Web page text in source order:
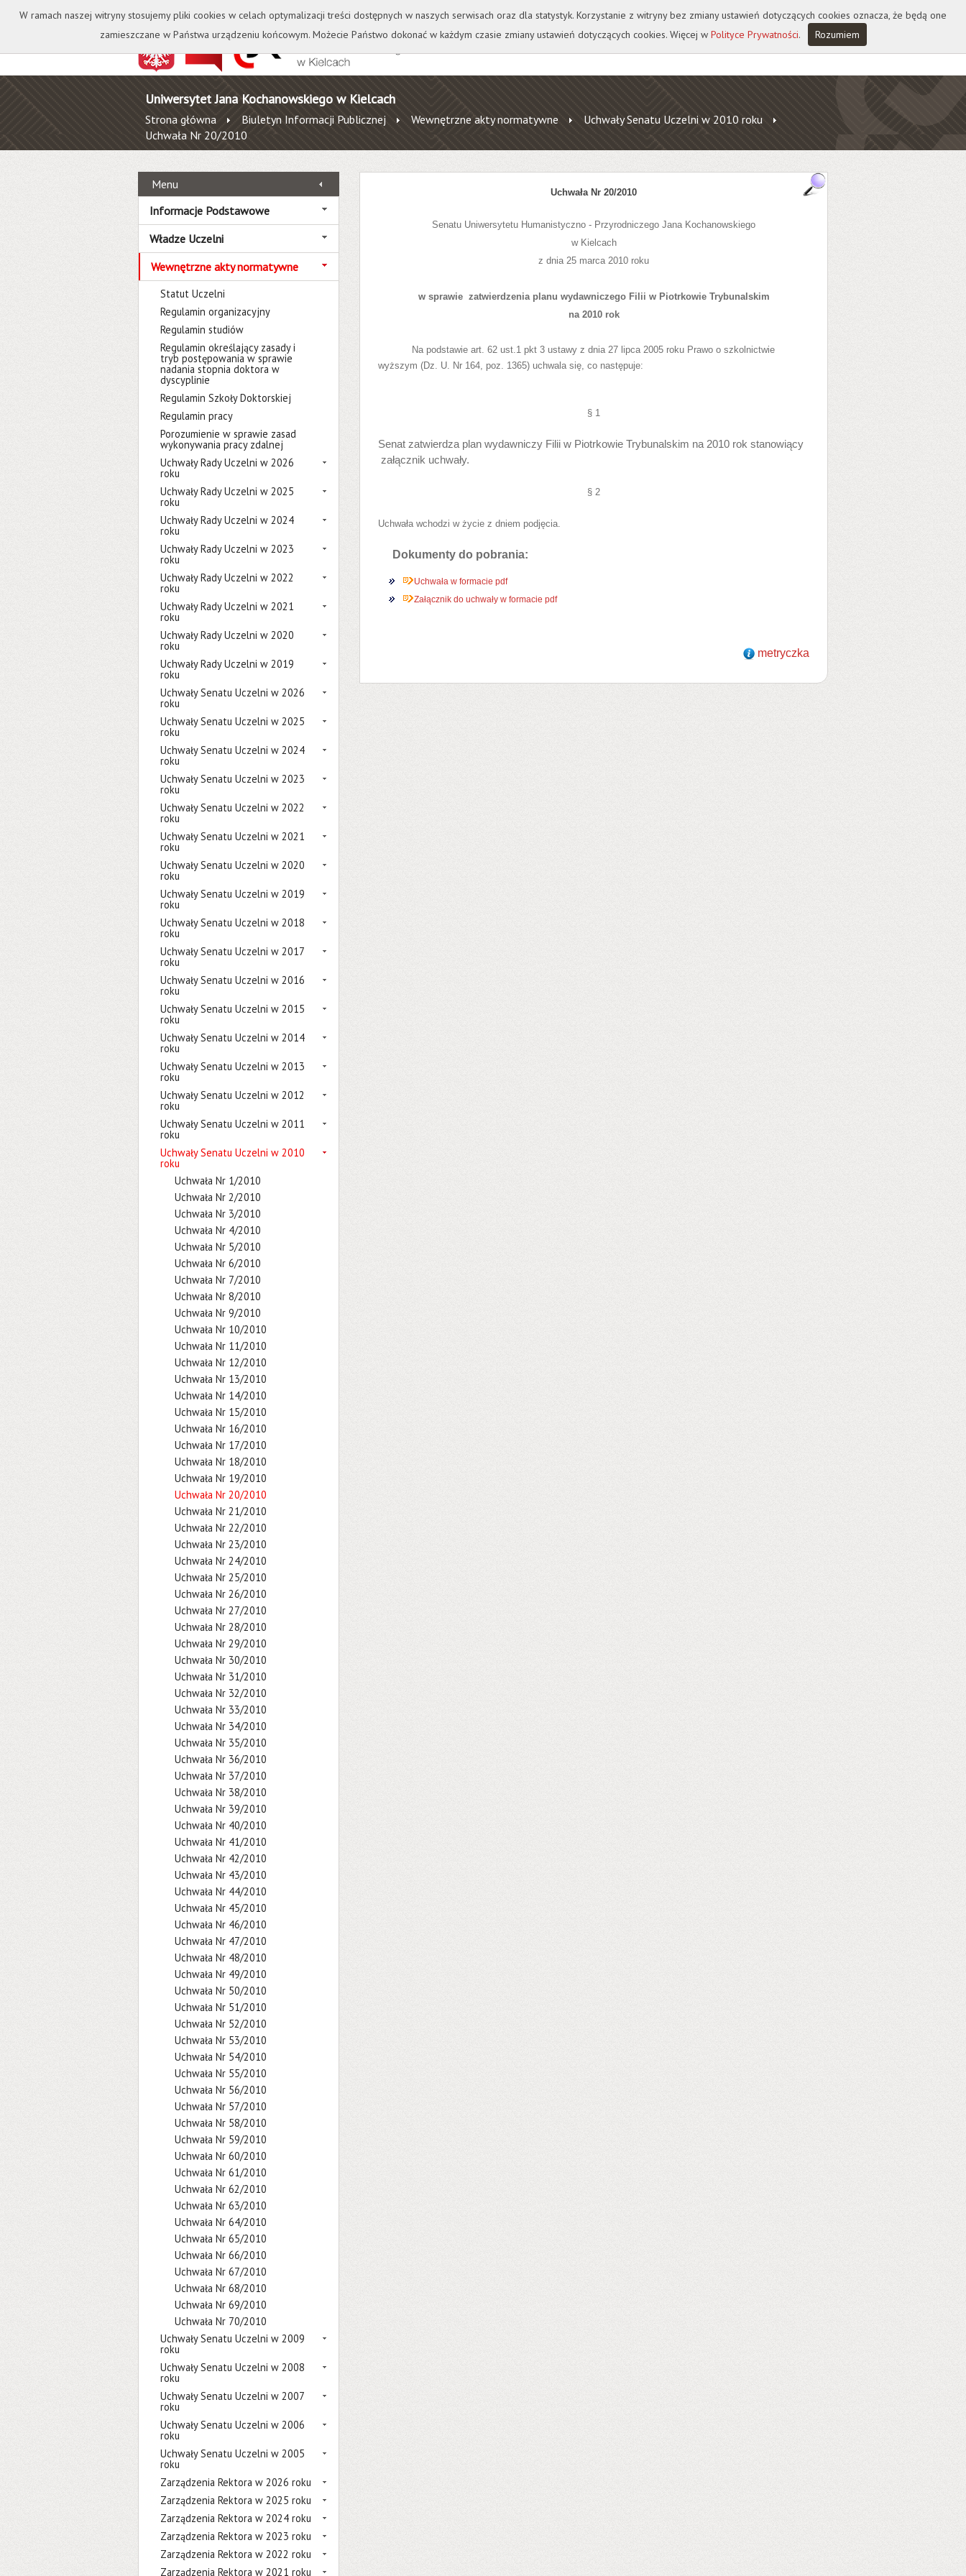
Kontakt Biblioteka Wydawnictwo Wirtualna Uczelnia A A A A
Uniwersytet Jana Kochanowskiego w Kielcach
Strona główna Biuletyn Informacji Publicznej Wewnętrzne akty normatywne
Uchwały Senatu Uczelni w 2010 roku
Uchwała Nr 20/2010
Menu
Informacje Podstawowe
Władze Uczelni
Wewnętrzne akty normatywne
Statut Uczelni
Regulamin organizacyjny
Regulamin studiów
Regulamin określający zasady i
tryb postępowania w sprawie
nadania stopnia doktora w
dyscyplinie
Regulamin Szkoły Doktorskiej
Regulamin pracy
Porozumienie w sprawie zasad
wykonywania pracy zdalnej
Uchwały Rady Uczelni w 2026
roku
Uchwały Rady Uczelni w 2025
roku
Uchwały Rady Uczelni w 2024
roku
Uchwały Rady Uczelni w 2023
roku
Uchwały Rady Uczelni w 2022
roku
Uchwały Rady Uczelni w 2021
roku
Uchwały Rady Uczelni w 2020
roku
Uchwały Rady Uczelni w 2019
roku
Uchwały Senatu Uczelni w 2026
roku
Uchwały Senatu Uczelni w 2025
roku
Uchwały Senatu Uczelni w 2024
roku
Uchwały Senatu Uczelni w 2023
roku
Uchwały Senatu Uczelni w 2022
roku
Uchwały Senatu Uczelni w 2021
roku
Uchwały Senatu Uczelni w 2020
roku
Uchwały Senatu Uczelni w 2019
roku
Uchwały Senatu Uczelni w 2018
roku
Uchwały Senatu Uczelni w 2017
roku
Uchwały Senatu Uczelni w 2016
roku
Uchwały Senatu Uczelni w 2015
roku
Uchwały Senatu Uczelni w 2014
roku
Uchwały Senatu Uczelni w 2013
roku
Uchwały Senatu Uczelni w 2012
roku
Uchwały Senatu Uczelni w 2011
roku
Uchwały Senatu Uczelni w 2010
roku
Uchwała Nr 1/2010
Uchwała Nr 2/2010
Uchwała Nr 3/2010
Uchwała Nr 4/2010
Uchwała Nr 5/2010
Uchwała Nr 6/2010
Uchwała Nr 7/2010
Uchwała Nr 8/2010
Uchwała Nr 9/2010
Uchwała Nr 10/2010
Uchwała Nr 11/2010
Uchwała Nr 12/2010
Uchwała Nr 13/2010
Uchwała Nr 14/2010
Uchwała Nr 15/2010
Uchwała Nr 16/2010
Uchwała Nr 17/2010
Uchwała Nr 18/2010
Uchwała Nr 19/2010
Uchwała Nr 20/2010
Uchwała Nr 21/2010
Uchwała Nr 22/2010
Uchwała Nr 23/2010
Uchwała Nr 24/2010
Uchwała Nr 25/2010
Uchwała Nr 26/2010
Uchwała Nr 27/2010
Uchwała Nr 28/2010
Uchwała Nr 29/2010
Uchwała Nr 30/2010
Uchwała Nr 31/2010
Uchwała Nr 32/2010
Uchwała Nr 33/2010
Uchwała Nr 34/2010
Uchwała Nr 35/2010
Uchwała Nr 36/2010
Uchwała Nr 37/2010
Uchwała Nr 38/2010
Uchwała Nr 39/2010
Uchwała Nr 40/2010
Uchwała Nr 41/2010
Uchwała Nr 42/2010
Uchwała Nr 43/2010
Uchwała Nr 44/2010
Uchwała Nr 45/2010
Uchwała Nr 46/2010
Uchwała Nr 47/2010
Uchwała Nr 48/2010
Uchwała Nr 49/2010
Uchwała Nr 50/2010
Uchwała Nr 51/2010
Uchwała Nr 52/2010
Uchwała Nr 53/2010
Uchwała Nr 54/2010
Uchwała Nr 55/2010
Uchwała Nr 56/2010
Uchwała Nr 57/2010
Uchwała Nr 58/2010
Uchwała Nr 59/2010
Uchwała Nr 60/2010
Uchwała Nr 61/2010
Uchwała Nr 62/2010
Uchwała Nr 63/2010
Uchwała Nr 64/2010
Uchwała Nr 65/2010
Uchwała Nr 66/2010
Uchwała Nr 67/2010
Uchwała Nr 68/2010
Uchwała Nr 69/2010
Uchwała Nr 70/2010
Uchwały Senatu Uczelni w 2009
roku
Uchwały Senatu Uczelni w 2008
roku
Uchwały Senatu Uczelni w 2007
roku
Uchwały Senatu Uczelni w 2006
roku
Uchwały Senatu Uczelni w 2005
roku
Zarządzenia Rektora w 2026 roku
Zarządzenia Rektora w 2025 roku
Zarządzenia Rektora w 2024 roku
Zarządzenia Rektora w 2023 roku
Zarządzenia Rektora w 2022 roku
Zarządzenia Rektora w 2021 roku
Uchwała Nr 20/2010
Senatu Uniwersytetu Humanistyczno - Przyrodniczego Jana Kochanowskiego
w Kielcach
z dnia 25 marca 2010 roku
w sprawie zatwierdzenia planu wydawniczego Filii w Piotrkowie Trybunalskim
na 2010 rok
Na podstawie art. 62 ust.1 pkt 3 ustawy z dnia 27 lipca 2005 roku Prawo o szkolnictwie
wyższym (Dz. U. Nr 164, poz. 1365) uchwala się, co następuje:
§ 1
Senat zatwierdza plan wydawniczy Filii w Piotrkowie Trybunalskim na 2010 rok stanowiący
załącznik uchwały.
§ 2
Uchwała wchodzi w życie z dniem podjęcia.
Dokumenty do pobrania:
Uchwała w formacie pdf
Załącznik do uchwały w formacie pdf
metryczka
W ramach naszej witryny stosujemy pliki cookies w celach optymalizacji treści dostępnych w naszych serwisach oraz dla statystyk. Korzystanie z witryny bez zmiany ustawień dotyczących cookies oznacza, że będą one
zamieszczane w Państwa urządzeniu końcowym. Możecie Państwo dokonać w każdym czasie zmiany ustawień dotyczących cookies. Więcej w Polityce Prywatności. Rozumiem